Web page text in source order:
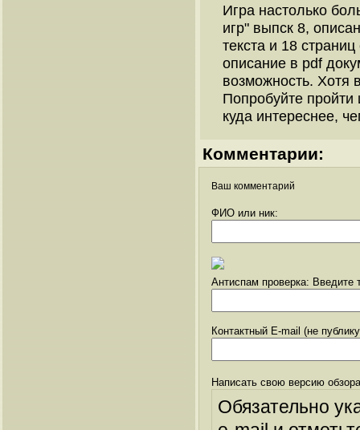
Игра настолько
игр" выпск 8,
текста и 18
описание в pdf
возможность. Хотя
Попробуйте пройти
куда интереснее,
Комментарии:
Ваш комментарий
ФИО или ник:
Антиспам проверка: Введите
Контактный E-mail (не
Написать свою версию
Обязательно